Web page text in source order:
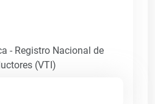
- Registro Nacional de
(VTI)